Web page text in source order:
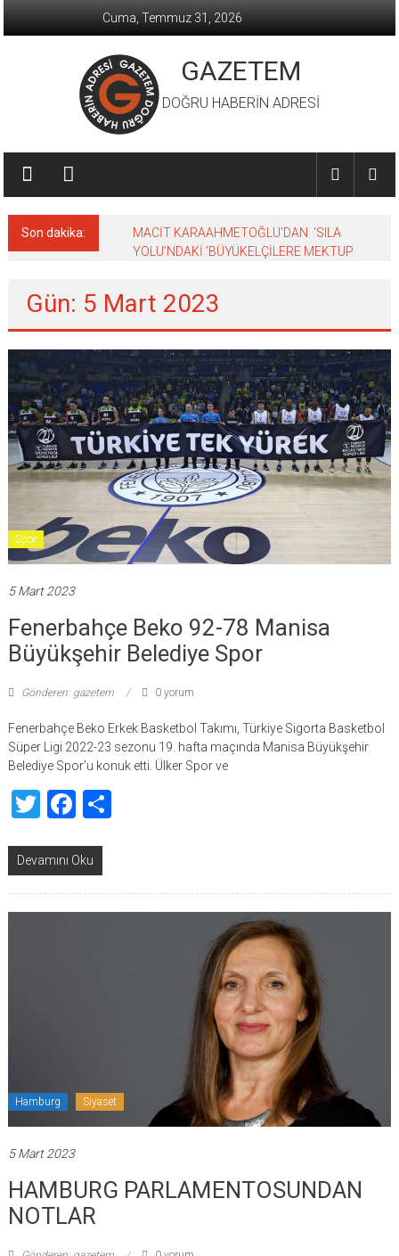
Cuma, Temmuz 31, 2026
GAZETEM
DOĞRU HABERİN ADRESİ
Son dakika:
MACİT KARAAHMETOĞLU’DAN ‘SILA
YOLU’NDAKİ ’BÜYÜKELÇİLERE MEKTUP
Gün: 5 Mart 2023
Spor
5 Mart 2023
Fenerbahçe Beko 92-78 Manisa
Büyükşehir Belediye Spor
Gönderen: gazetem 0 yorum
Fenerbahçe Beko Erkek Basketbol Takımı, Türkiye Sigorta Basketbol
Süper Ligi 2022-23 sezonu 19. hafta maçında Manisa Büyükşehir
Belediye Spor’u konuk etti. Ülker Spor ve
TwitterFacebook
Share
Devamını Oku
Hamburg Siyaset
5 Mart 2023
HAMBURG PARLAMENTOSUNDAN
NOTLAR